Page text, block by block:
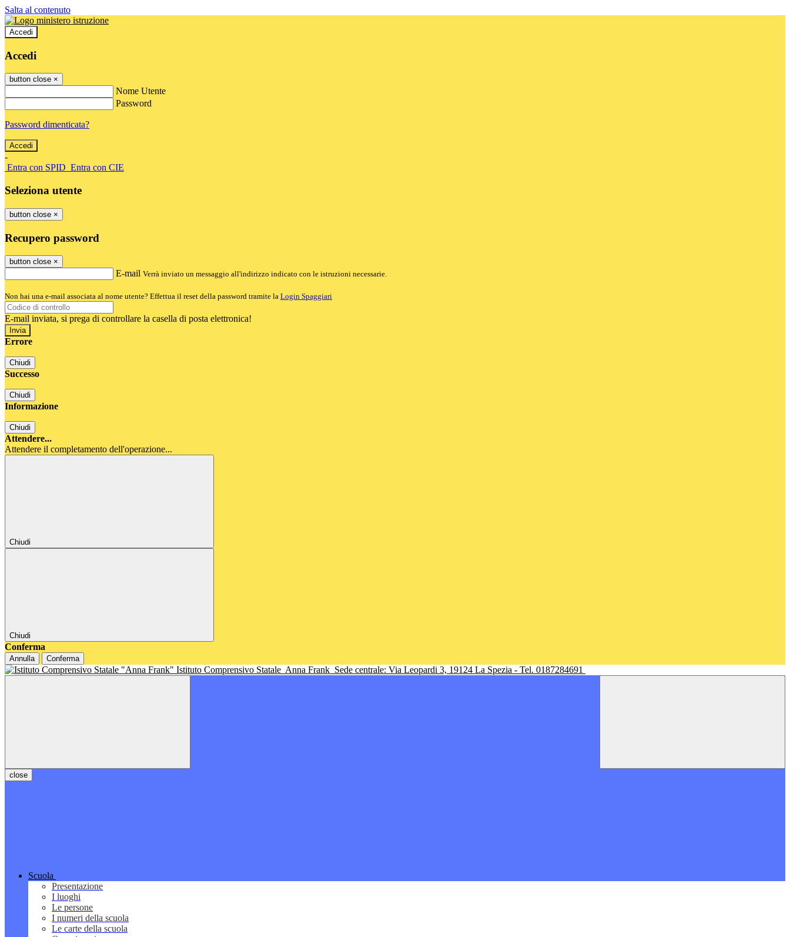
Salta al contenuto
Accedi
Accedi
button close ×
Nome Utente
Password
Password dimenticata?
-
Entra con SPID Entra con CIE
Seleziona utente
button close ×
Recupero password
button close ×
E-mail Verrà inviato un messaggio all'indirizzo indicato con le istruzioni necessarie.
Non hai una e-mail associata al nome utente? Effettua il reset della password tramite la Login Spaggiari
E-mail inviata, si prega di controllare la casella di posta elettronica!
Errore
Chiudi
Successo
Chiudi
Informazione
Chiudi
Attendere...
Attendere il completamento dell'operazione...
Chiudi
Chiudi
Conferma
Annulla Conferma
Istituto Comprensivo Statale Anna Frank Sede centrale: Via Leopardi 3, 19124 La Spezia - Tel. 0187284691
close
Scuola
Presentazione
I luoghi
Le persone
I numeri della scuola
Le carte della scuola